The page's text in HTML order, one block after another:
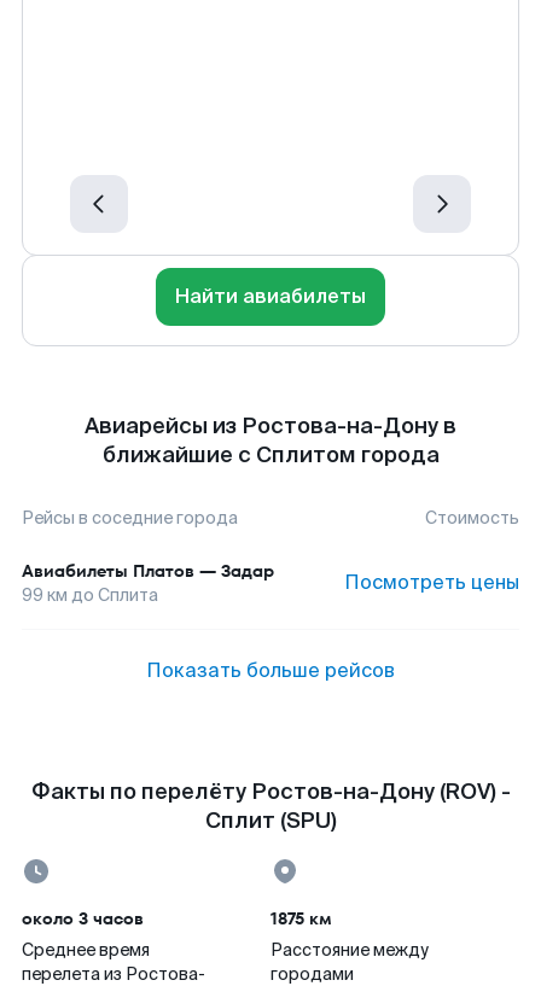
Найти авиабилеты
Авиарейсы из Ростова-на-Дону в
ближайшие с Сплитом города
Рейсы в соседние города Стоимость
Авиабилеты Платов — Задар
99 км до Сплита Посмотреть цены
Показать больше рейсов
Факты по перелёту Ростов-на-Дону (ROV) -
Сплит (SPU)
около 3 часов
Среднее время
перелета из Ростова-
1875 км
Расстояние между
городами